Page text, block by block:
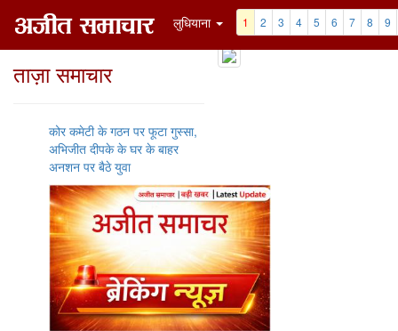
लुधियाना 1 2 3 4 5 6 7 8 9
ताज़ा समाचार
कोर कमेटी के गठन पर फूटा गुस्सा,
अभिजीत दीपके के घर के बाहर
अनशन पर बैठे युवा